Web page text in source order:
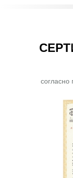
согласно